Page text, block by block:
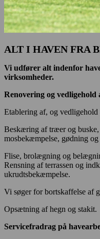
ALT I HAVEN FRA
Vi udfører alt indenfor
virksomheder.
Renovering og
Etablering af, og
Beskæring af træer og
mosbekæmpelse, gødning
Flise, brolægning og
Rensning af terrassen og
ukrudtsbekæmpelse.
Vi søger for bortskaffelse af
Opsætning af hegn og stakit.
Servicefradrag på